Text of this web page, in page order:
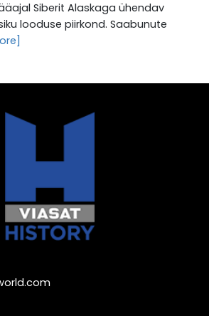
Siberit Alaskaga ühendav
looduse piirkond. Saabunute